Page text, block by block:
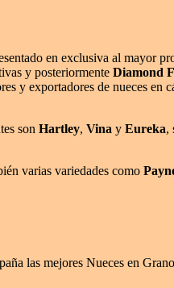
en exclusiva al mayor
y posteriormente Diamond
y exportadores de nueces en
son Hartley, Vina y Eureka,
varias variedades como
las mejores Nueces en